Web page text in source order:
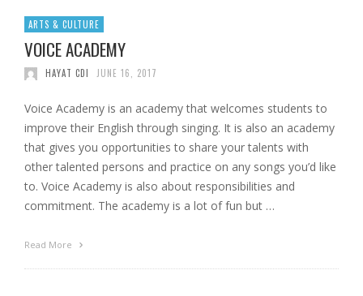
ARTS & CULTURE
VOICE ACADEMY
HAYAT CDI JUNE 16, 2017
Voice Academy is an academy that welcomes students to
improve their English through singing. It is also an academy
that gives you opportunities to share your talents with
other talented persons and practice on any songs you’d like
to. Voice Academy is also about responsibilities and
commitment. The academy is a lot of fun but …
Read More